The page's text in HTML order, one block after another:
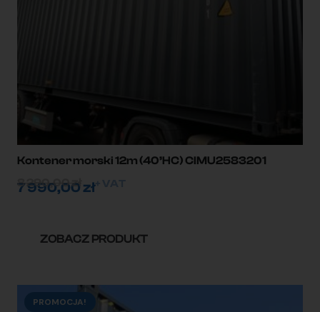
Kontener morski 12m (40’HC) CIMU2583201
7 990,00zł+ VAT
8 290,00zł
ZOBACZ PRODUKT
PROMOCJA!